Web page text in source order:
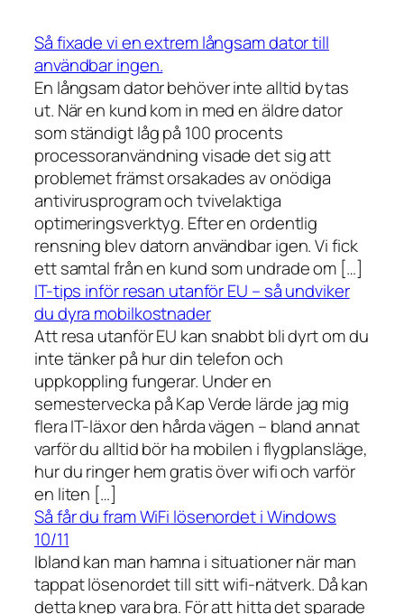
Så fixade vi en extrem långsam dator till
användbar ingen.
En långsam dator behöver inte alltid bytas
ut. När en kund kom in med en äldre dator
som ständigt låg på 100 procents
processoranvändning visade det sig att
problemet främst orsakades av onödiga
antivirusprogram och tvivelaktiga
optimeringsverktyg. Efter en ordentlig
rensning blev datorn användbar igen. Vi fick
ett samtal från en kund som undrade om […]
IT-tips inför resan utanför EU – så undviker
du dyra mobilkostnader
Att resa utanför EU kan snabbt bli dyrt om du
inte tänker på hur din telefon och
uppkoppling fungerar. Under en
semestervecka på Kap Verde lärde jag mig
flera IT-läxor den hårda vägen – bland annat
varför du alltid bör ha mobilen i flygplansläge,
hur du ringer hem gratis över wifi och varför
en liten […]
Så får du fram WiFi lösenordet i Windows
10/11
Ibland kan man hamna i situationer när man
tappat lösenordet till sitt wifi-nätverk. Då kan
detta knep vara bra. För att hitta det sparade